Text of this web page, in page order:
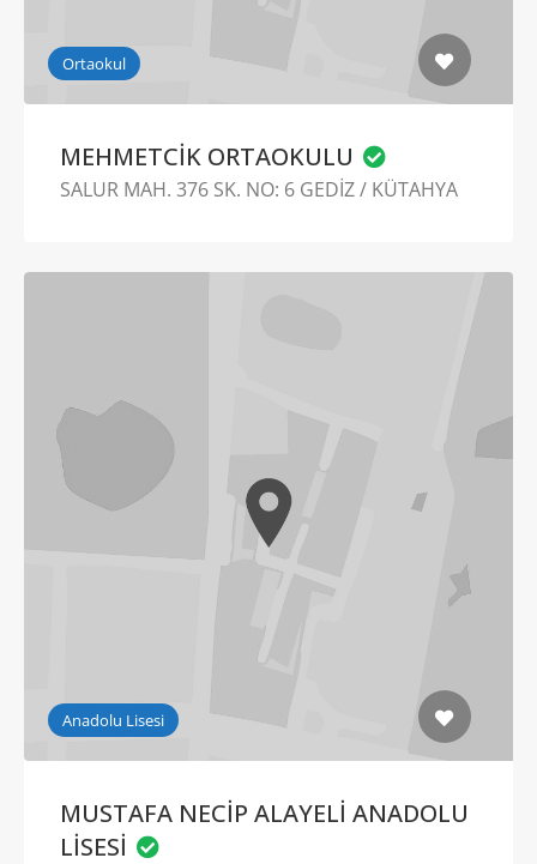
Ortaokul
MEHMETCİK ORTAOKULU
SALUR MAH. 376 SK. NO: 6 GEDİZ / KÜTAHYA
Anadolu Lisesi
MUSTAFA NECİP ALAYELİ ANADOLU
LİSESİ